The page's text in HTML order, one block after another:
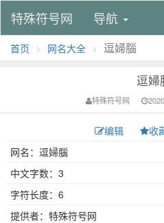
特殊符号网 导航
首页 网名大全 逗婦腦
逗婦
特殊符号网
编辑 收
网名：逗婦腦
中文字数：3
字符长度：6
提供者：特殊符号网